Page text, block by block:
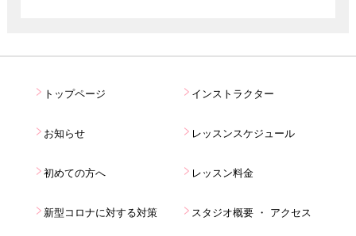
トップページ
お知らせ
初めての方へ
新型コロナに対する対策
インストラクター
レッスンスケジュール
レッスン料金
スタジオ概要 ・ アクセス